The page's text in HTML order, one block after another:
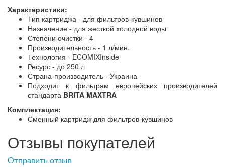
Характеристики:
Тип картриджа - для фильтров-кувшинов
Назначение - для жесткой холодной воды
Степени очистки - 4
Производительность - 1 л/мин.
Технология - ECOMIXInside
Ресурс - до 250 л
Страна-производитель - Украина
Подходит к фильтрам европейских производителей
стандарта BRITA MAXTRA
Комплектация:
Сменный картридж для фильтров-кувшинов
Отзывы покупателей
Отправить отзыв